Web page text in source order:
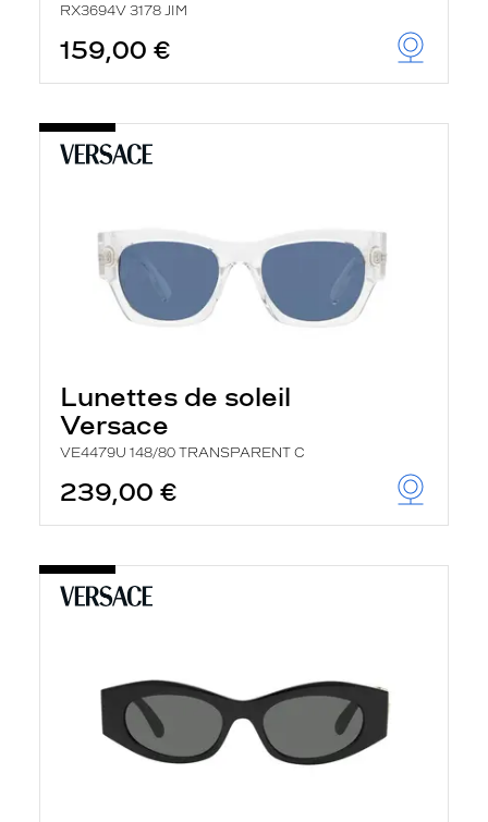
RX3694V 3178 JIM
159,00 €
Lunettes de soleil
Versace
VE4479U 148/80 TRANSPARENT C
239,00 €